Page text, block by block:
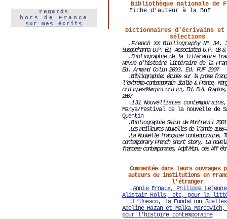
Bibliothèque nationale de
Fiche d’auteur à la BnF
Dictionnaires d’écrivains et
sélections
.French XX Bibliography N° 34.
Susquehanna U.P. EU, Associated U.P. GB &
.Bibliographie de la littérature
Revue d’histoire littéraire de la
Ed. Armand Colin 2003. Ed. PUF 2007
.Bibliographie: études sur la prose
l’extrême-contemporain Italie & France,
critiques/Margini critici,Ed. B.A.
2007
.131 Nouvellistes contemporains,
Manya/Festival de la nouvelle de
Quentin
.Bibliographie Salon de Montreuil 2001
.Les meilleures Nouvelles de l’année 1988-
.La Nouvelle française contemporaine,
contemporary French short story, La
francese contemporanea, Adpf/Min. des Aff
Commentée dans leurs ouvrages
auteurs ou institutions en
l’étranger
.Annie Ernaux, Philippe
Alistair Rolls, etc, pour la
. L’Unesco, la Fondation
Adeline Hazan et Malka
pour l’histoire contemporaine
regards
hors de France
sur mes écrits